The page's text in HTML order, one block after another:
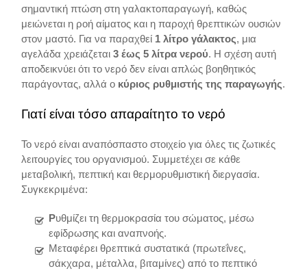
σημαντική πτώση στη γαλακτοπαραγωγή, καθώς
μειώνεται η ροή αίματος και η παροχή θρεπτικών ουσιών
στον μαστό. Για να παραχθεί 1 λίτρο γάλακτος, μια
αγελάδα χρειάζεται3 έως 5 λίτρα νερού. Η σχέση αυτή
αποδεικνύει ότι το νερό δεν είναι απλώς βοηθητικός
παράγοντας, αλλά ο κύριος ρυθμιστής της παραγωγής.
Γιατί είναι τόσο απαραίτητο το νερό
Το νερό είναι αναπόσπαστο στοιχείο για όλες τις ζωτικές
λειτουργίες του οργανισμού. Συμμετέχει σε κάθε
μεταβολική, πεπτική και θερμορυθμιστική διεργασία.
Συγκεκριμένα:
Ρυθμίζει τη θερμοκρασία του σώματος, μέσω
εφίδρωσης και αναπνοής.
Μεταφέρει θρεπτικά συστατικά (πρωτεΐνες,
σάκχαρα, μέταλλα, βιταμίνες) από το πεπτικό